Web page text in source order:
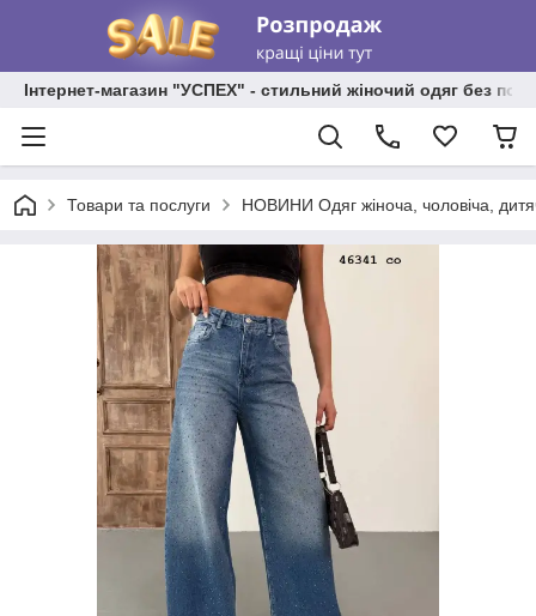
Інтернет-магазин "УСПЕХ" - стильний жіночий одяг без
Товари та послуги НОВИНИ Одяг жіноча, чоловіча,